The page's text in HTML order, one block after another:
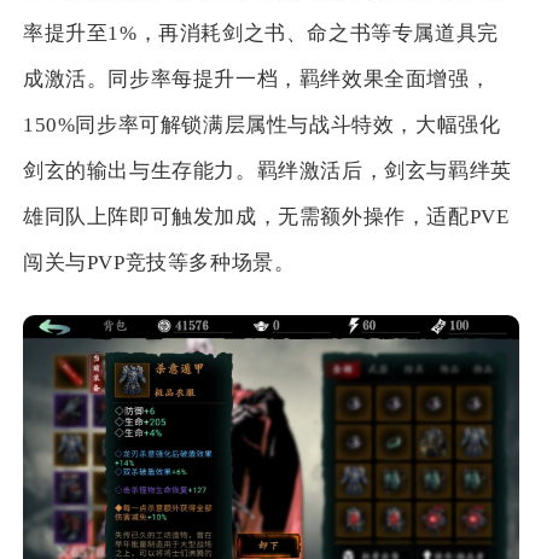
率提升至1%，再消耗剑之书、命之书等专属道具完
成激活。同步率每提升一档，羁绊效果全面增强，
150%同步率可解锁满层属性与战斗特效，大幅强化
剑玄的输出与生存能力。羁绊激活后，剑玄与羁绊英
雄同队上阵即可触发加成，无需额外操作，适配PVE
闯关与PVP竞技等多种场景。